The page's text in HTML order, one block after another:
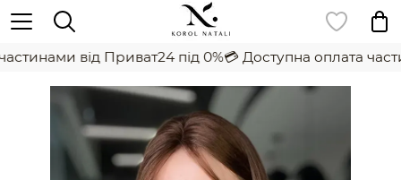
від Приват24 під 0%💳 Доступна оплата